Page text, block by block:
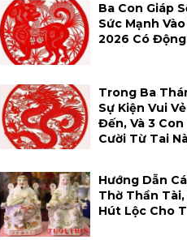
Ba Con Giáp
Sức Mạnh
2026 Có
Trong Ba
Sự Kiện Vui
Đến, Và 3 Con
Cười Từ Tai
Hướng Dẫn
Thờ Thần
Hút Lộc Cho